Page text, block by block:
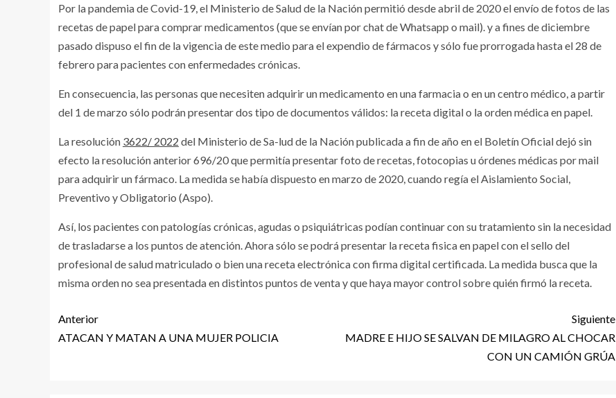
Por la pandemia de Covid-19, el Ministerio de Salud de la Nación permitió desde abril de 2020 el envío de fotos de las
recetas de papel para comprar medicamentos (que se envían por chat de Whatsapp o mail). y a fines de diciembre
pasado dispuso el fin de la vigencia de este medio para el expendio de fármacos y sólo fue prorrogada hasta el 28 de
febrero para pacientes con enfermedades crónicas.
En consecuencia, las personas que necesiten adquirir un medicamento en una farmacia o en un centro médico, a partir
del 1 de marzo sólo podrán presentar dos tipo de documentos válidos: la receta digital o la orden médica en papel.
La resolución 3622/ 2022 del Ministerio de Sa-lud de la Nación publicada a fin de año en el Boletín Oficial dejó sin
efecto la resolución anterior 696/20 que permitía presentar foto de recetas, fotocopias u órdenes médicas por mail
para adquirir un fármaco. La medida se había dispuesto en marzo de 2020, cuando regía el Aislamiento Social,
Preventivo y Obligatorio (Aspo).
Así, los pacientes con patologías crónicas, agudas o psiquiátricas podían continuar con su tratamiento sin la necesidad
de trasladarse a los puntos de atención. Ahora sólo se podrá presentar la receta fisica en papel con el sello del
profesional de salud matriculado o bien una receta electrónica con firma digital certificada. La medida busca que la
misma orden no sea presentada en distintos puntos de venta y que haya mayor control sobre quién firmó la receta.
Anterior
ATACAN Y MATAN A UNA MUJER POLICIA
Siguiente
MADRE E HIJO SE SALVAN DE MILAGRO AL CHOCAR
CON UN CAMIÓN GRÚA